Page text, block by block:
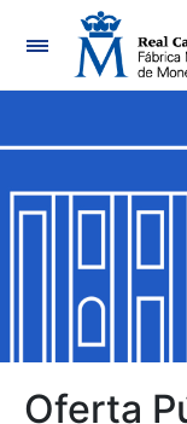
Mostrar/
Mostrar/
Mostrar/
Oferta